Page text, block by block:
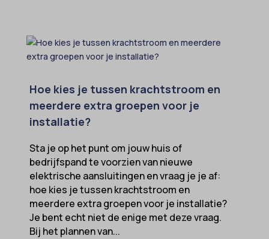
Hoe kies je tussen krachtstroom en
meerdere extra groepen voor je
installatie?
Sta je op het punt om jouw huis of
bedrijfspand te voorzien van nieuwe
elektrische aansluitingen en vraag je je af:
hoe kies je tussen krachtstroom en
meerdere extra groepen voor je installatie?
Je bent echt niet de enige met deze vraag.
Bij het plannen van...